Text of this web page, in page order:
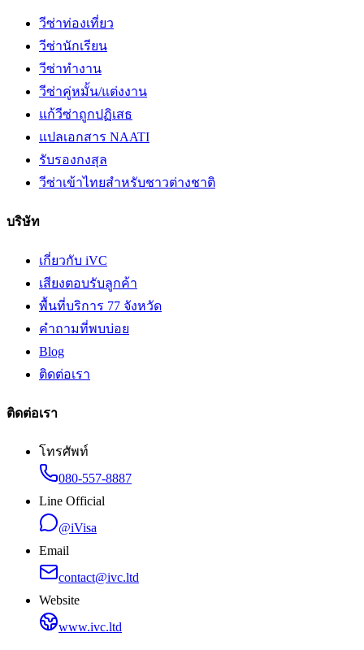
วีซ่าท่องเที่ยว
วีซ่านักเรียน
วีซ่าทำงาน
วีซ่าคู่หมั้น/แต่งงาน
แก้วีซ่าถูกปฏิเสธ
แปลเอกสาร NAATI
รับรองกงสุล
วีซ่าเข้าไทยสำหรับชาวต่างชาติ
บริษัท
เกี่ยวกับ iVC
เสียงตอบรับลูกค้า
พื้นที่บริการ 77 จังหวัด
คำถามที่พบบ่อย
Blog
ติดต่อเรา
ติดต่อเรา
โทรศัพท์
080-557-8887
Line Official
@iVisa
Email
contact@ivc.ltd
Website
www.ivc.ltd